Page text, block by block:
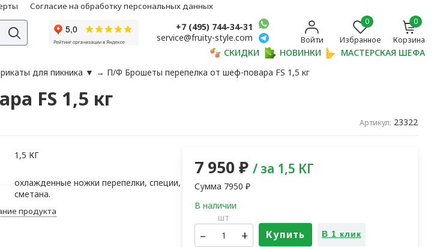
Согласие на обработку персональных данных
+7 (495) 744-34-31
service@fruity-style.com
Войти
0
Избранное
0
Корзина
СКИДКИ НОВИНКИ
МАСТЕРСКАЯ ШЕФА
для пикника ▼ → П/Ф Брошеты перепелка от шеф-повара FS 1,5 кг
FS 1,5 кг
Артикул: 23322
1,5 КГ
охлажденные ножки перепелки, специи,
сметана.
продукта
7 950 ₽ / за 1,5 КГ
Сумма 7950 ₽
шт
– + Купить В 1 клик